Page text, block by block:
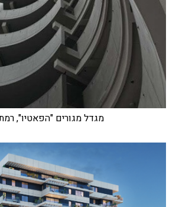
מגדל מגורים "הפאטיו",